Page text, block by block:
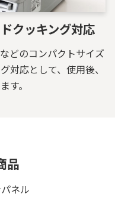
クッキング対応
どのコンパクトサイズ
対応として、使用後、
す。
品
ネル